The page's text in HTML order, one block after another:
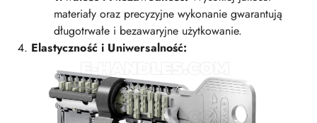
materiały oraz precyzyjne wykonanie gwarantują
długotrwałe i bezawaryjne użytkowanie.
Elastyczność i Uniwersalność: